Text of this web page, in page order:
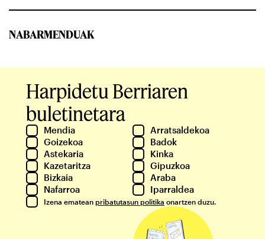
NABARMENDUAK
Harpidetu Berriaren
buletinetara
Mendia
Arratsaldekoa
Goizekoa
Badok
Astekaria
Kinka
Kazetaritza
Gipuzkoa
Bizkaia
Araba
Nafarroa
Iparraldea
Izena ematean pribatutasun politika onartzen duzu.